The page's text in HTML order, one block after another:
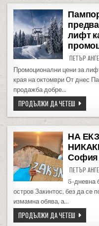
лифт
ПЕТЪР
Промоционални цени за
края на октомври От днес
продажба добре…
ПРОДЪЛЖИ ДА ЧЕТЕШ
НА
София
ПЕТЪР
5-дневна
остров Закинтос, без да се
измамна обява, а…
ПРОДЪЛЖИ ДА ЧЕТЕШ НА